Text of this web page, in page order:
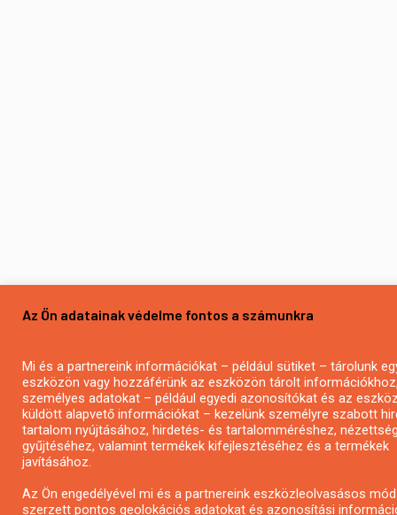
Az Ön adatainak védelme fontos a számunkra
Mi és a partnereink információkat – például sütiket – tárolunk
eszközön vagy hozzáférünk az eszközön tárolt
személyes adatokat – például egyedi azonosítókat és az
küldött alapvető információkat – kezelünk személyre szabott
tartalom nyújtásához, hirdetés- és tartalomméréshez,
gyűjtéséhez, valamint termékek kifejlesztéséhez és a termékek
javításához.
Az Ön engedélyével mi és a partnereink eszközleolvasásos
szerzett pontos geolokációs adatokat és azonosítási